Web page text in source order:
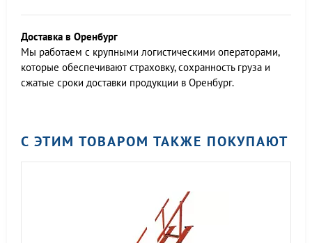
Доставка в Оренбург
Мы работаем c крупными логистическими операторами,
которые обеспечивают страховку, сохранность груза и
сжатые сроки доставки продукции в Оренбург.
С ЭТИМ ТОВАРОМ ТАКЖЕ ПОКУПАЮТ